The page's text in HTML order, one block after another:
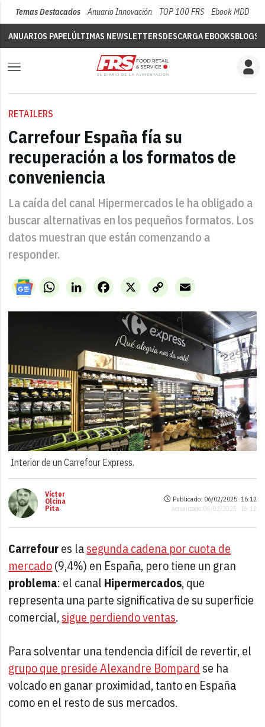
Temas Destacados Anuario Innovación TOP 100 FRS Ebook MDD
ANUARIOS PAPELÚLTIMAS NEWSLETTERSDESCARGA EBOOKSBLOGS
RETAILERS
Carrefour España fía su
recuperación a los formatos de
conveniencia
La caída del canal Hipermercados le ha obligado a
buscar alternativas en los pequeños formatos. Los
datos muestran que están comenzando a
responder.
WhatsAppLinkedIn X
Facebook
Copy
Link
Email
Interior de un Carrefour Express.
Víctor
Olcina
Pita
Publicado: 06/02/2025 ·16:12
Actualizado: 06/02/2025 · 16:12
Carrefoures lasegunda cadena por cuota de
mercado(9,4%) en España, pero tiene un gran
problema: el canal Hipermercados, que
representa una parte significativa de su superficie
comercial,sigue perdiendo ventas.
Para solventar una tendencia difícil de revertir, el
grupo que preside Alexandre Bompard se ha
volcado en ganar proximidad, tanto en España
como en el resto de sus mercados.